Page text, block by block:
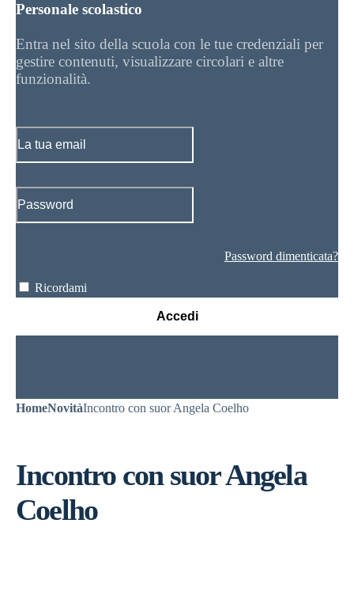
Personale scolastico
Entra nel sito della scuola con le tue credenziali per
gestire contenuti, visualizzare circolari e altre
funzionalità.
Password dimenticata?
Ricordami
Accedi
HomeNovitàIncontro con suor Angela Coelho
Incontro con suor Angela
Coelho